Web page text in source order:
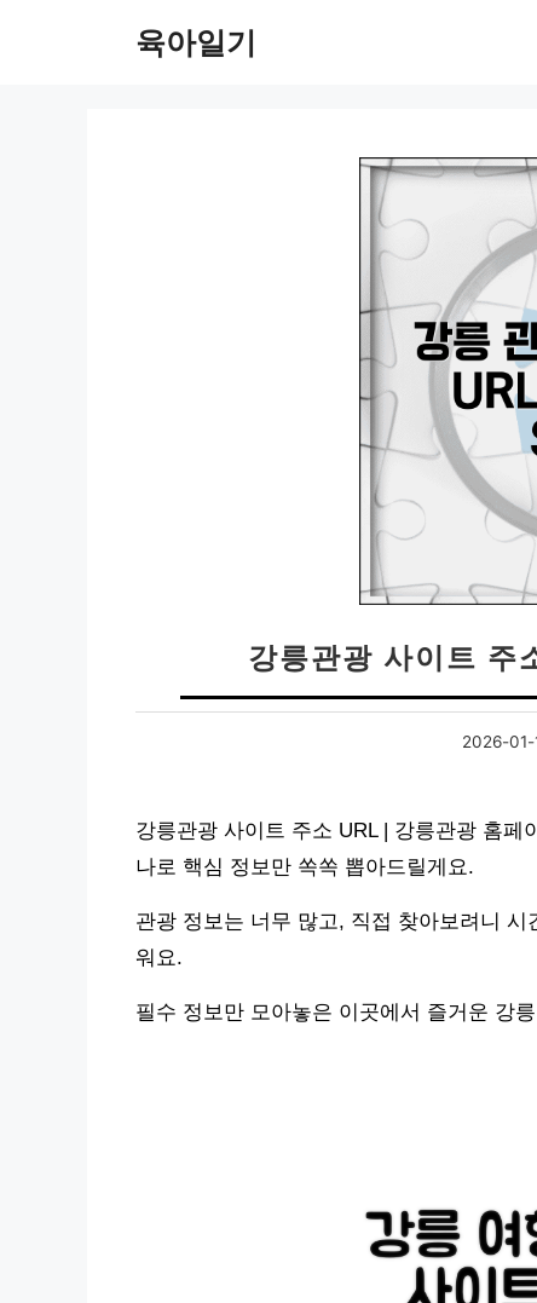
육아일기
강릉관광 사이트 주
2026-01-
강릉관광 사이트 주소 URL | 강릉관광 홈
나로 핵심 정보만 쏙쏙 뽑아드릴게요.
관광 정보는 너무 많고, 직접 찾아보려니
워요.
필수 정보만 모아놓은 이곳에서 즐거운 강